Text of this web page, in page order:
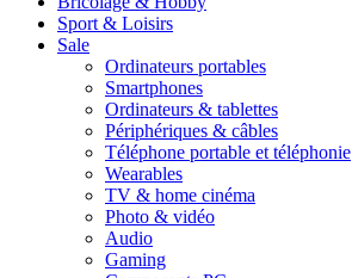
Sport & Loisirs
Sale
Ordinateurs portables
Smartphones
Ordinateurs & tablettes
Périphériques & câbles
Téléphone portable et téléphonie
Wearables
TV & home cinéma
Photo & vidéo
Audio
Gaming